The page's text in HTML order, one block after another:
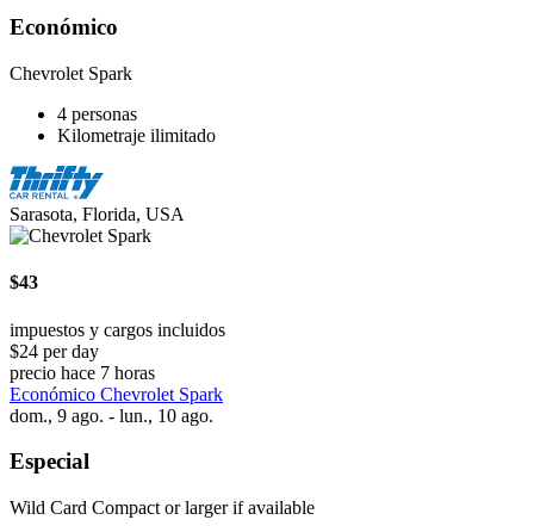
Económico
Chevrolet Spark
4 personas
Kilometraje ilimitado
Sarasota, Florida, USA
$43
impuestos y cargos incluidos
$24 per day
precio hace 7 horas
Económico Chevrolet Spark
dom., 9 ago. - lun., 10 ago.
Especial
Wild Card Compact or larger if available